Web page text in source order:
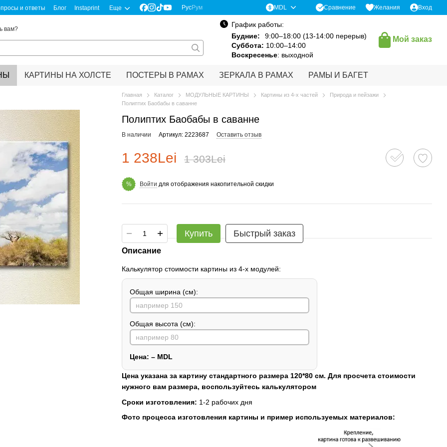
и ответы Блог Instaprint Еще РусРум MDL Сравнение Желания Вход
вам?
График работы:
Будние:
9:00–18:00 (13-14:00 перерыв)
Суббота: 10:00–14:00
Воскресенье: выходной
Мой заказ
КАРТИНЫ НА ХОЛСТЕ ПОСТЕРЫ В РАМАХ ЗЕРКАЛА В РАМАХ РАМЫ И БАГЕТ
Главная Каталог МОДУЛЬНЫЕ КАРТИНЫ Картины из 4-х частей
Природа и пейзажи
Полиптих Баобабы в саванне
Полиптих Баобабы в саванне
В наличии Артикул: 2223687 Оставить отзыв
1 238Lei 1 303Lei
% Войти для отображения накопительной скидки
Купить Быстрый заказ
Описание
Калькулятор стоимости картины из 4-х модулей:
Общая ширина (см):
Общая высота (см):
Цена: – MDL
Цена указана за картину стандартного размера 120*80 см. Для просчета стоимости
нужного вам размера, воспользуйтесь калькулятором
Сроки изготовления: 1-2 рабочих дня
Фото процесса изготовления картины и пример используемых материалов: